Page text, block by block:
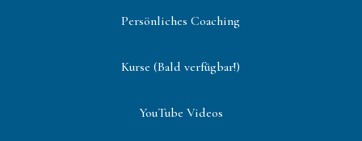
Persönliches Coaching
Kurse (Bald verfügbar!)
YouTube Videos